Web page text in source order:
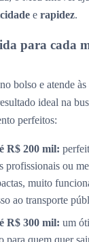
e rapidez.
para cada
bolso e atende
ideal na
perfeitos:
R$ 200 mil:
profissionais ou
muito
ao transporte
R$ 300 mil: um
para quem quer